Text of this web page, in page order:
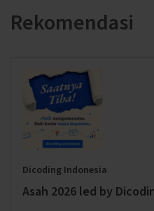
Rekomendasi
Dicoding Indonesia
Asah 2026 led by